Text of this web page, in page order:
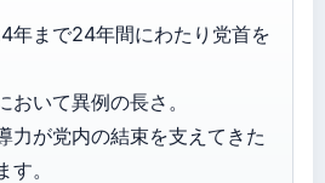
年まで24年間にわたり党首を
おいて異例の長さ。
力が党内の結束を支えてきた
。